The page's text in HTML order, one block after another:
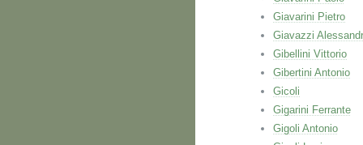
Giavarini Pietro
Giavazzi
Gibellini Vittorio
Gibertini Antonio
Gicoli
Gigarini Ferrante
Gigoli Antonio